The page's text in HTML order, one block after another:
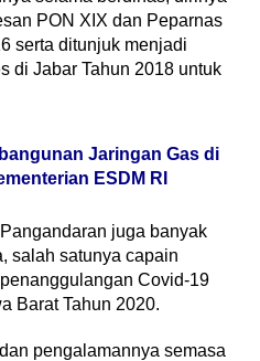
PON XIX dan Peparnas
serta ditunjuk menjadi
di Jabar Tahun 2018 untuk
Jaringan Gas di
ESDM RI
juga banyak
salah satunya capain
Covid-19
Barat Tahun 2020.
pengalamannya semasa